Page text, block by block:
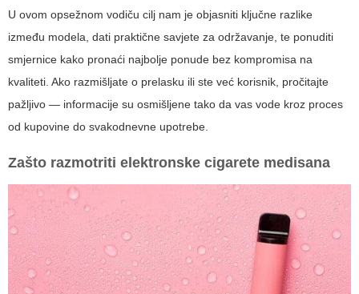
U ovom opsežnom vodiču cilj nam je objasniti ključne razlike
između modela, dati praktične savjete za održavanje, te ponuditi
smjernice kako pronaći najbolje ponude bez kompromisa na
kvaliteti. Ako razmišljate o prelasku ili ste već korisnik, pročitajte
pažljivo — informacije su osmišljene tako da vas vode kroz proces
od kupovine do svakodnevne upotrebe.
Zašto razmotriti elektronske cigarete medisana